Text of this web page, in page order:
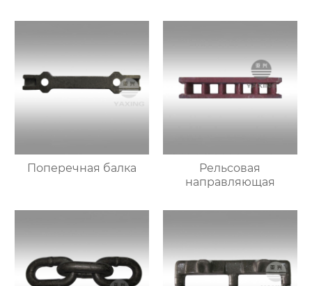
Поперечная балка
Рельсовая
направляющая